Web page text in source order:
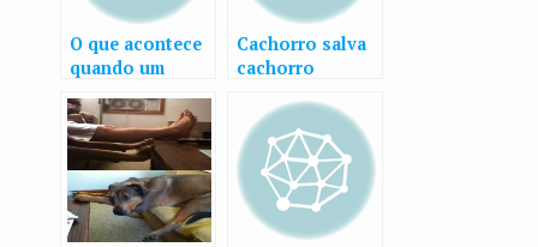
O que acontece
quando um
um cachorro?
Cachorro salva
cachorro